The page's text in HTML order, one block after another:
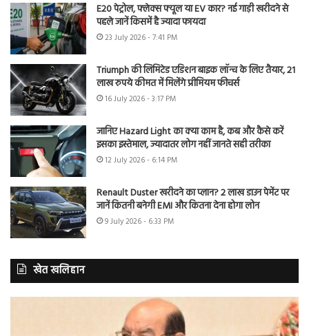
E20 पेट्रोल, फ्लेक्स फ्यूल या EV कार? नई गाड़ी खरीदने से
पहले जानें किसमें है ज्यादा फायदा
23 July 2026 - 7:41 PM
Triumph की लिमिटेड एडिशन बाइक लॉन्च के लिए तैयार, 21
लाख रुपये कीमत में मिलेंगे प्रीमियम फीचर्स
16 July 2026 - 3:17 PM
जानिए Hazard Light का क्या काम है, कब और कैसे करें
इसका इस्तेमाल, ज्यादातर लोग नहीं जानते सही तरीका
12 July 2026 - 6:14 PM
Renault Duster खरीदने का प्लान? 2 लाख डाउन पेमेंट पर
जानें कितनी बनेगी EMI और कितना देना होगा लोन
9 July 2026 - 6:33 PM
खेत खलिहान